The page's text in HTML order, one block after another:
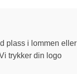
plass i lommen eller
trykker din logo